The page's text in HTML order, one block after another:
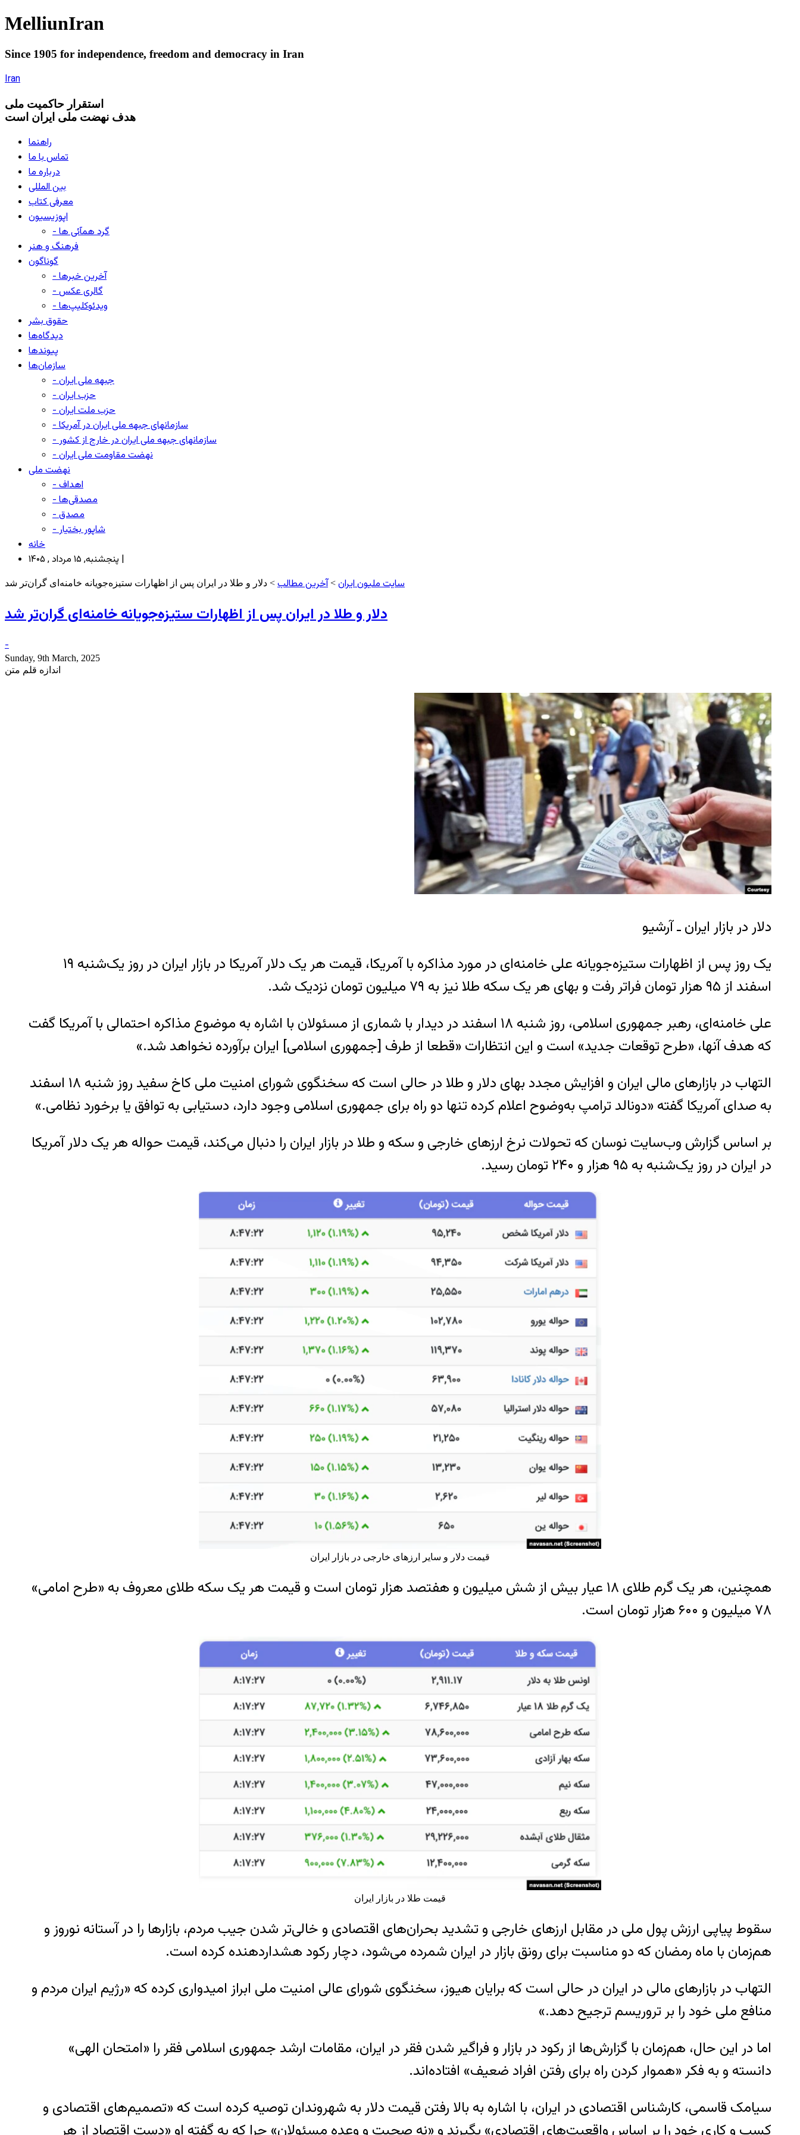
MelliunIran
Since 1905 for independence, freedom and democracy in Iran
Iran
استقرار حاکميت ملی
هدف نهضت ملی ایران است
راهنما
تماس با ما
درباره ما
بین المللی
معرفی کتاب
اپوزیسیون
- گرد همآئی ها
فرهنگ و هنر
گوناگون
- آخرین خبرها
- گالری عکس
- ویدئوکلیپ‌ها
حقوق بشر
دیدگاه‌ها
پیوندها
سازمان‌ها
- جبهه ملی ایران
- حزب ایران
- حزب ملت ایران
- سازمانهای جبهه ملی ایران در آمریکا
- سازمانهای جبهه ملی ایران در خارج از کشور
- نهضت مقاومت ملی ایران
نهضت ملی
- اهداف
- مصدقی‌ها
- مصدق
- شاپور بختیار
خانه
پنجشنبه, ۱۵ مرداد , ۱۴۰۵ |
سایت ملیون ایران >آخرین مطالب > دلار و طلا در ایران پس از اظهارات ستیزه‌جویانه خامنه‌ای گران‌تر شد
دلار و طلا در ایران پس از اظهارات ستیزه‌جویانه خامنه‌ای گران‌تر شد
-
Sunday, 9th March, 2025
اندازه قلم متن
دلار در بازار ایران ـ آرشیو
یک روز پس از اظهارات ستیزه‌جویانه علی خامنه‌ای در مورد مذاکره با آمریکا، قیمت هر یک دلار آمریکا در بازار ایران در روز یک‌شنبه ۱۹
اسفند از ۹۵ هزار تومان فراتر رفت و بهای هر یک سکه طلا نیز به ۷۹ میلیون تومان نزدیک شد.
علی خامنه‌ای، رهبر جمهوری اسلامی، روز شنبه ۱۸ اسفند در دیدار با شماری از مسئولان با اشاره به موضوع مذاکره احتمالی با آمریکا گفت
که هدف آنها، «طرح توقعات جدید» است و این انتظارات «قطعا از طرف [جمهوری اسلامی] ایران برآورده نخواهد شد.»
التهاب در بازارهای مالی ایران و افزایش مجدد بهای دلار و طلا در حالی است که سخنگوی شورای امنیت ملی کاخ سفید روز شنبه ۱۸ اسفند
به صدای آمریکا گفته «دونالد ترامپ به‌وضوح اعلام کرده تنها دو راه برای جمهوری اسلامی وجود دارد، دستیابی به توافق یا برخورد نظامی.»
بر اساس گزارش وب‌سایت نوسان که تحولات نرخ ارزهای خارجی و سکه و طلا در بازار ایران را دنبال می‌کند، قیمت حواله هر یک دلار آمریکا
در ایران در روز یک‌شنبه به ۹۵ هزار و ۲۴۰ تومان رسید.
قیمت دلار و سایر ارزهای خارجی در بازار ایران
همچنین، هر یک گرم طلای ۱۸ عیار بیش از شش میلیون و هفتصد هزار تومان است و قیمت هر یک سکه طلای معروف به «طرح امامی»
۷۸ میلیون و ۶۰۰ هزار تومان است.
قیمت طلا در بازار ایران
سقوط پیاپی ارزش پول ملی در مقابل ارزهای خارجی و تشدید بحران‌های اقتصادی و خالی‌تر شدن جیب مردم، بازارها را در آستانه نوروز و
هم‌زمان با ماه رمضان که دو مناسبت برای رونق بازار در ایران شمرده می‌شود، دچار رکود هشداردهنده کرده است.
التهاب در بازارهای مالی در ایران در حالی است که برایان هیوز، سخنگوی شورای عالی امنیت ملی ابراز امیدواری کرده که «رژیم ایران مردم و
منافع ملی خود را بر تروریسم ترجیح دهد.»
اما در این حال، هم‌زمان با گزارش‌ها از رکود در بازار و فراگیر شدن فقر در ایران، مقامات ارشد جمهوری اسلامی فقر را «امتحان الهی»‌
دانسته و به فکر «هموار کردن راه برای رفتن افراد ضعیف» افتاده‌اند.
سیامک قاسمی، کارشناس اقتصادی در ایران، با اشاره به بالا رفتن قیمت دلار به شهروندان توصیه کرده است که «تصمیم‌های اقتصادی و